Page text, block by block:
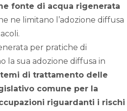
fonte di acqua rigenerata
ne limitano l’adozione diffusa
per pratiche di
la sua adozione diffusa in
di trattamento delle
comune per la
riguardanti i rischi